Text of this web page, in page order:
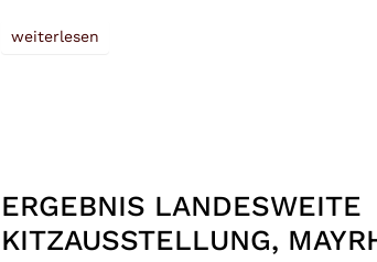
weiterlesen
ERGEBNIS LANDESWEITE
KITZAUSSTELLUNG,